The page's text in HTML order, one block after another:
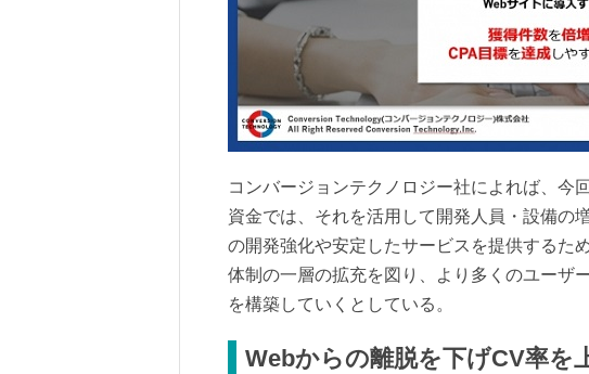
コンバージョンテクノロジー社によれば、今
資金では、それを活用して開発人員・設備の
の開発強化や安定したサービスを提供するた
体制の一層の拡充を図り、より多くのユーザ
を構築していくとしている。
Webからの離脱を下げCV率を